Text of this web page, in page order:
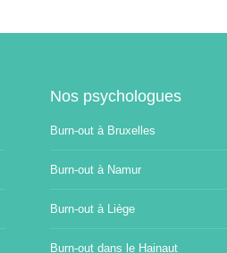
Nos psychologues
Burn-out à Bruxelles
Burn-out à Namur
Burn-out à Liège
Burn-out dans le Hainaut